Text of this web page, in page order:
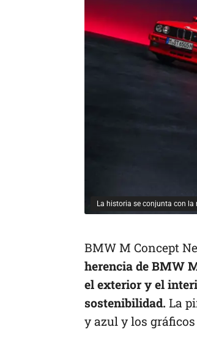
La historia se conjunta con la
BMW M Concept
herencia de BMW
el exterior y el
sostenibilidad. La
y azul y los